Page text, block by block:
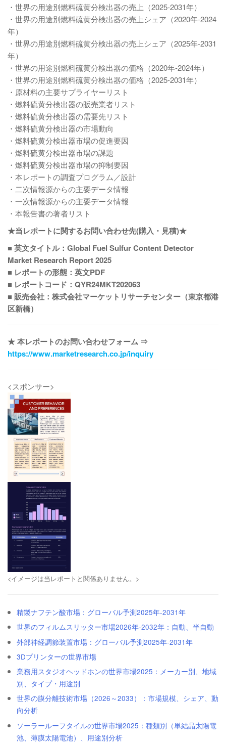
・世界の用途別燃料硫黄分検出器の売上（2025-2031年）
・世界の用途別燃料硫黄分検出器の売上シェア（2020年-2024
年）
・世界の用途別燃料硫黄分検出器の売上シェア（2025年-2031
年）
・世界の用途別燃料硫黄分検出器の価格（2020年-2024年）
・世界の用途別燃料硫黄分検出器の価格（2025-2031年）
・原材料の主要サプライヤーリスト
・燃料硫黄分検出器の販売業者リスト
・燃料硫黄分検出器の需要先リスト
・燃料硫黄分検出器の市場動向
・燃料硫黄分検出器市場の促進要因
・燃料硫黄分検出器市場の課題
・燃料硫黄分検出器市場の抑制要因
・本レポートの調査プログラム／設計
・二次情報源からの主要データ情報
・一次情報源からの主要データ情報
・本報告書の著者リスト
★当レポートに関するお問い合わせ先(購入・見積)★
■ 英文タイトル：Global Fuel Sulfur Content Detector
Market Research Report 2025
■ レポートの形態：英文PDF
■ レポートコード：QYR24MKT202063
■ 販売会社：株式会社マーケットリサーチセンター（東京都港
区新橋）
★ 本レポートのお問い合わせフォーム ⇒
https://www.marketresearch.co.jp/inquiry
<スポンサー>
<イメージは当レポートと関係ありません。>
精製ナフテン酸市場：グローバル予測2025年-2031年
世界のフィルムスリッター市場2026年-2032年：自動、半自動
外部神経調節装置市場：グローバル予測2025年-2031年
3Dプリンターの世界市場
業務用スタジオヘッドホンの世界市場2025：メーカー別、地域
別、タイプ・用途別
世界の膜分離技術市場（2026～2033）：市場規模、シェア、動
向分析
ソーラールーフタイルの世界市場2025：種類別（単結晶太陽電
池、薄膜太陽電池）、用途別分析